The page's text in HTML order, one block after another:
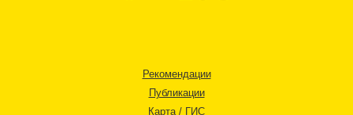
Рекомендации
Публикации
Карта / ГИС